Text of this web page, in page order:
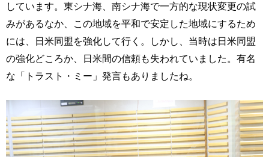
しています。東シナ海、南シナ海で一方的な現状変更の試
みがあるなか、この地域を平和で安定した地域にするため
には、日米同盟を強化して行く。しかし、当時は日米同盟
の強化どころか、日米間の信頼も失われていました。有名
な「トラスト・ミー」発言もありましたね。